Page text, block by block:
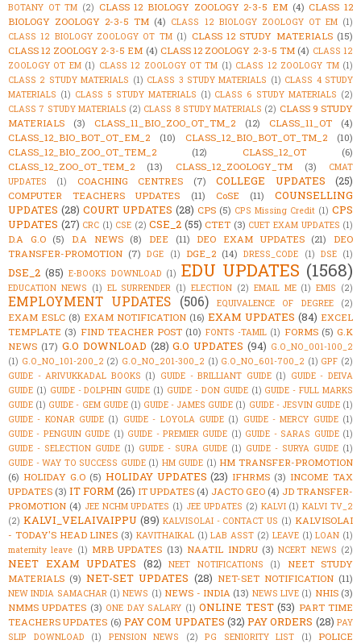
BOTANY OT TM (2) CLASS 12 BIOLOGY ZOOLOGY 2-3-5 EM (4) CLASS 12
BIOLOGY ZOOLOGY 2-3-5 TM (4) CLASS 12 BIOLOGY ZOOLOGY OT EM (1)
CLASS 12 BIOLOGY ZOOLOGY OT TM (1) CLASS 12 STUDY MATERIALS (15)
CLASS 12 ZOOLOGY 2-3-5 EM (4) CLASS 12 ZOOLOGY 2-3-5 TM (4) CLASS 12
ZOOLOGY OT EM (1) CLASS 12 ZOOLOGY OT TM (1) CLASS 12 ZOOLOGY TM (1)
CLASS 2 STUDY MATERIALS (1) CLASS 3 STUDY MATERIALS (1) CLASS 4 STUDY
MATERIALS (1) CLASS 5 STUDY MATERIALS (1) CLASS 6 STUDY MATERIALS (2)
CLASS 7 STUDY MATERIALS (2) CLASS 8 STUDY MATERIALS (2) CLASS 9 STUDY
MATERIALS
(3) CLASS_11_BIO_ZOO_OT_TM_2 (12) CLASS_11_OT
(4)
CLASS_12_BIO_BOT_OT_EM_2
(10) CLASS_12_BIO_BOT_OT_TM_2
(10)
CLASS_12_BIO_ZOO_OT_TEM_2
(12) CLASS_12_OT
(6)
CLASS_12_ZOO_OT_TEM_2
(13) CLASS_12_ZOOLOGY_TM (3)
CMAT
UPDATES
(1) COACHING CENTRES (7) COLLEGE UPDATES (25)
COMPUTER TEACHERS UPDATES (11) CoSE (11)
COUNSELLING
UPDATES (28) COURT UPDATES (28) CPS (5) CPS Missing Credit (1) CPS
UPDATES (27) CRC (1) CSE (2) CSE_2 (55) CTET (3) CUET EXAM UPDATES (1)
D.A G.O (5) D.A NEWS (8) DEE (11) DEO EXAM UPDATES (21)
DEO
TRANSFER-PROMOTION (7) DGE (1) DGE_2 (14) DRESS_CODE (1) DSE (1)
DSE_2 (85) E-BOOKS DOWNLOAD (1) EDU UPDATES (1568)
EDUCATION NEWS (1) EL SURRENDER (1) ELECTION (2) EMAIL ME (1) EMIS (2)
EMPLOYMENT UPDATES (506) EQUIVALENCE OF DEGREE (2)
EXAM ESLC (8) EXAM NOTIFICATION (16) EXAM UPDATES (84) EXCEL
TEMPLATE (3) FIND TEACHER POST (10) FONTS -TAMIL (1) FORMS (5) G.K
NEWS (17) G.O DOWNLOAD (28) G.O UPDATES (94) G.O_NO_001-100_2
(1) G.O_NO_101-200_2 (2) G.O_NO_201-300_2 (1) G.O_NO_601-700_2 (1) GPF (2)
GUIDE - ARIVUKKADAL BOOKS (1) GUIDE - BRILLIANT GUIDE (1) GUIDE - DEIVA
GUIDE (1) GUIDE - DOLPHIN GUIDE (1) GUIDE - DON GUIDE (1) GUIDE - FULL MARKS
GUIDE (1) GUIDE - GEM GUIDE (1) GUIDE - JAMES GUIDE (1) GUIDE - JESVIN GUIDE (1)
GUIDE - KONAR GUIDE (1) GUIDE - LOYOLA GUIDE (1) GUIDE - MERCY GUIDE (1)
GUIDE - PENGUIN GUIDE (1) GUIDE - PREMIER GUIDE (1) GUIDE - SARAS GUIDE (1)
GUIDE - SELECTION GUIDE (1) GUIDE - SURA GUIDE (1) GUIDE - SURYA GUIDE (1)
GUIDE - WAY TO SUCCESS GUIDE (1) HM GUIDE (1) HM TRANSFER-PROMOTION
(6) HOLIDAY G.O (5) HOLIDAY UPDATES (23) IFHRMS (3) INCOME TAX
UPDATES (3) IT FORM (26) IT UPDATES (4) JACTO GEO (4) JD TRANSFER-
PROMOTION (4) JEE NCHM UPDATES (1) JEE UPDATES (2) KALVI (1) KALVI TV_2
(2) KALVI_VELAIVAIPPU (89) KALVISOLAI - CONTACT US (1) KALVISOLAI
- TODAY'S HEAD LINES (3) KAVITHAIKAL (1) LAB ASST (2) LEAVE (1) LOAN (1)
maternity leave (1) MRB UPDATES (13) NAATIL INDRU (3) NCERT NEWS (2)
NEET EXAM UPDATES (82) NEET NOTIFICATIONS (1)
NEET STUDY
MATERIALS (9) NET-SET UPDATES (28) NET-SET NOTIFICATION (11)
NEW INDIA SAMACHAR (1) NEWS (1) NEWS - INDIA (13) NEWS LIVE (1) NHIS (3)
NMMS UPDATES (3) ONE DAY SALARY (1) ONLINE TEST (53) PART TIME
TEACHERS UPDATES (6) PAY COM UPDATES (32) PAY ORDERS (28) PAY
SLIP DOWNLOAD
(1) PENSION NEWS (2) PG SENIORITY LIST (1)
POLICE